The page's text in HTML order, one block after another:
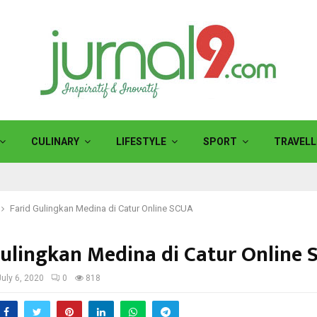
CULINARY LIFESTYLE SPORT
Farid Gulingkan Medina di Catur Online SCUA
Medina di Catur Online
6, 2020 0 818